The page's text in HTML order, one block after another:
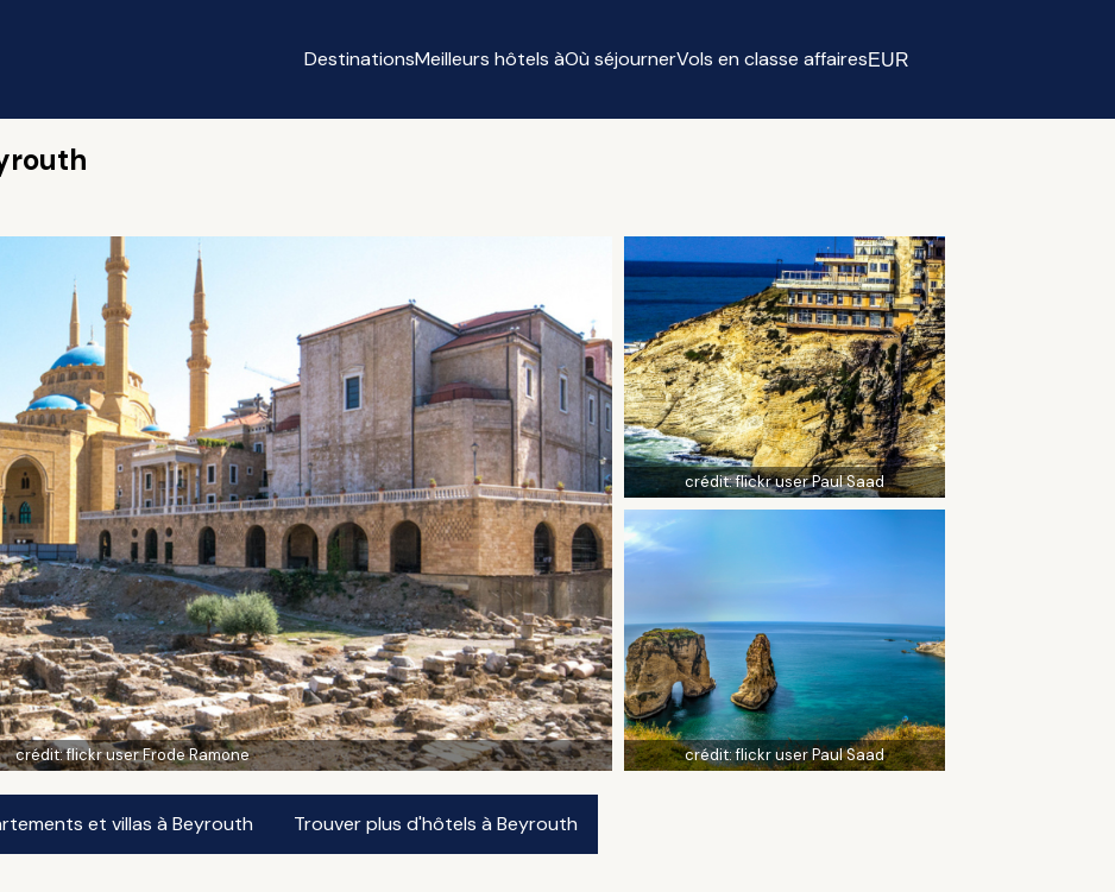
DestinationsMeilleurs hôtels àOù séjournerVols en classe affairesEUR
crédit:flickr user Frode Ramone
crédit:flickr user Paul Saad
crédit:flickr user Paul Saad
et villas à Beyrouth Trouver plus d'hôtels à Beyrouth